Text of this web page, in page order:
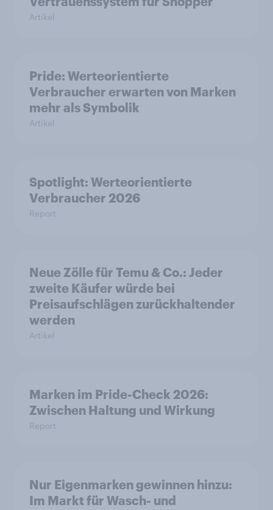
Artikel
Pride: Werteorientierte
Verbraucher erwarten von Marken
mehr als Symbolik
Artikel
Spotlight: Werteorientierte
Verbraucher 2026
Report
Neue Zölle für Temu & Co.: Jeder
zweite Käufer würde bei
Preisaufschlägen zurückhaltender
werden
Artikel
Marken im Pride-Check 2026:
Zwischen Haltung und Wirkung
Report
Nur Eigenmarken gewinnen hinzu:
Im Markt für Wasch- und